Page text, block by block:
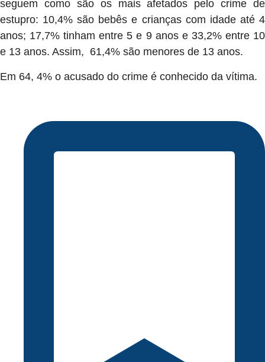
seguem como são os mais afetados pelo crime de
estupro: 10,4% são bebês e crianças com idade até 4
anos; 17,7% tinham entre 5 e 9 anos e 33,2% entre 10
e 13 anos. Assim, 61,4% são menores de 13 anos.
Em 64, 4% o acusado do crime é conhecido da vítima.